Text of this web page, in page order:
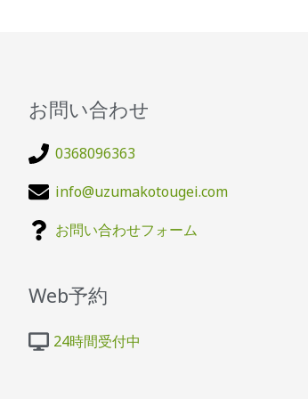
お問い合わせ
0368096363
info@uzumakotougei.com
お問い合わせフォーム
Web予約
24時間受付中